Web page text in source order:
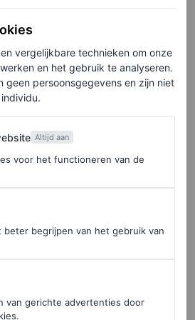
met metallic finish, € 100
de nieuwste
Vintage
aankleden altijd makkelijker en
vergelijkbare technieken om onze
en het gebruik te analyseren.
geen persoonsgegevens en zijn niet
Altijd aan
voor het functioneren van de
beter begrijpen van het gebruik van
van gerichte advertenties door